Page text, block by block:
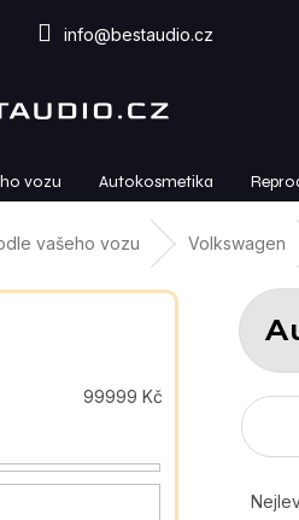
info@bestaudio.cz
vozu Autokosmetika
vašeho vozu Volkswagen
99999 Kč
a